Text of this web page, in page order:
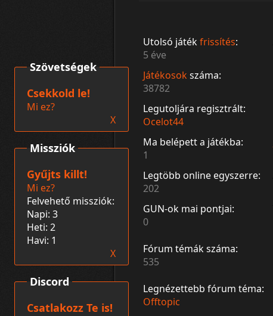
Utolsó játékfrissítés:
5 éve
Játékosokszáma:
38782
Legutoljára regisztrált:
Ocelot44
Ma belépett a játékba:
1
Legtöbb online egyszerre:
202
GUN-ok mai pontjai:
0
Fórum témák száma:
535
Legnézettebb fórum téma:
Offtopic
Discord
Csatlakozz Te is!
Missziók
Gyűjts killt!
Mi ez?
Felvehető missziók:
Napi: 3
Heti: 2
Havi: 1
X
Szövetségek
Csekkold le!
Mi ez?
X